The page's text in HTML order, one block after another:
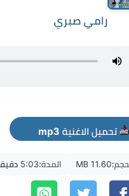
رامي صبري
تحميل الاغنية mp3
11.60 MB المدة:5:03 دقيقة